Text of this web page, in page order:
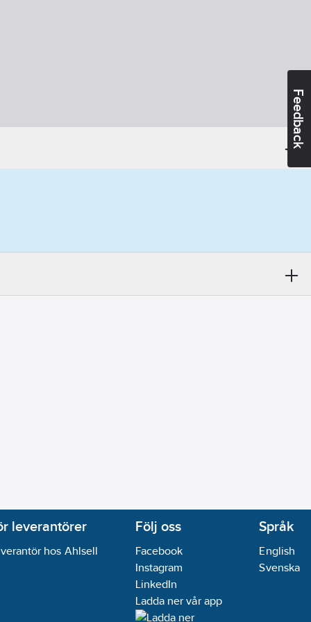
Feedback
leverantörer
hos Ahlsell
Följ oss
Facebook
Instagram
LinkedIn
Ladda ner vår app
Språk
English
Svenska